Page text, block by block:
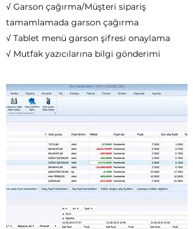
√ Garson çağırma/Müşteri sipariş
tamamlamada garson çağırma
√ Tablet menü garson şifresi onaylama
√ Mutfak yazıcılarına bilgi gönderimi